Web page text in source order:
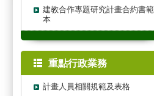
建教合作專題研究計畫合約書範
本
重點行政業務
計畫人員相關規範及表格